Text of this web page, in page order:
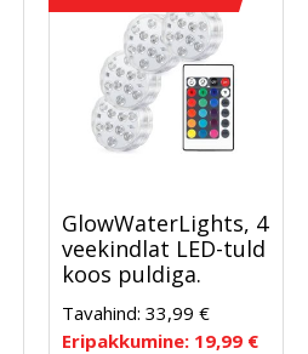
GlowWaterLights, 4
veekindlat LED-tuld
koos puldiga.
Tavahind: 33,99 €
Eripakkumine: 19,99 €